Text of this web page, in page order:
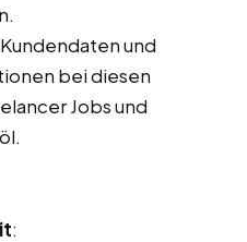
und
bei diesen
Jobs und
: